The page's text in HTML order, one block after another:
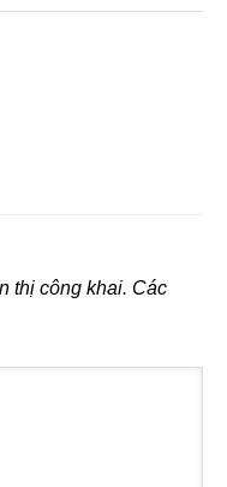
thị công khai. Các